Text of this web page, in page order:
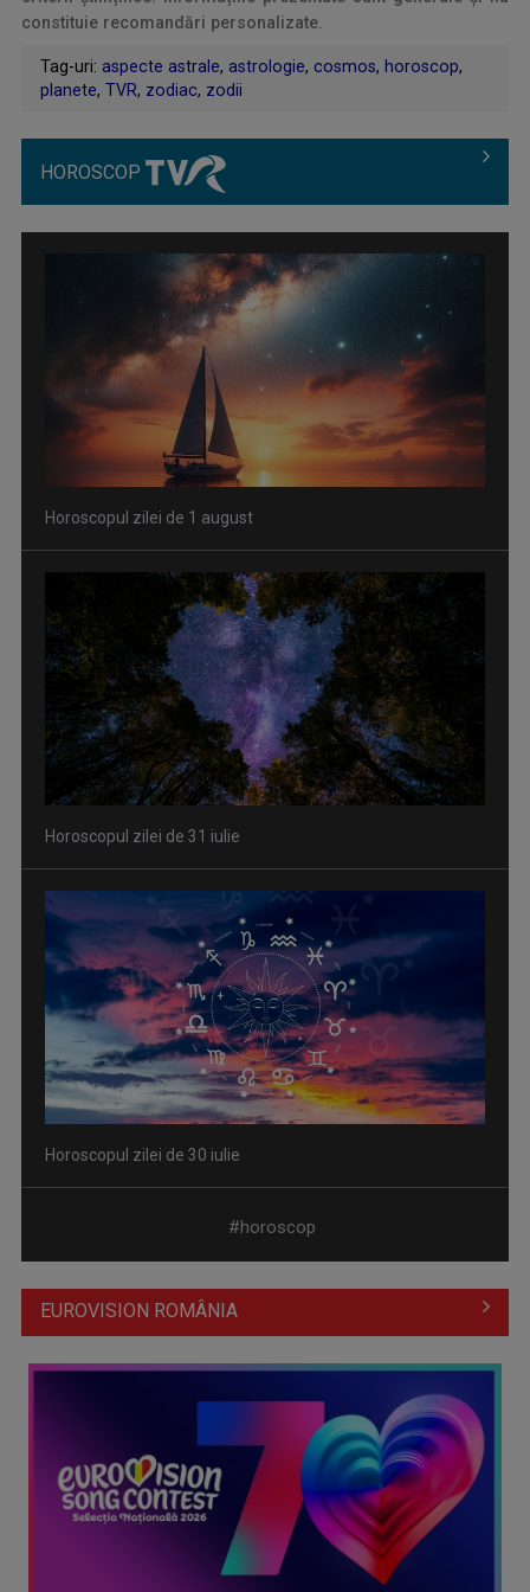
constituie recomandări personalizate.
Tag-uri: aspecte astrale, astrologie, cosmos, horoscop,
planete, TVR, zodiac, zodii
HOROSCOP
Horoscopul zilei de 1 august
Horoscopul zilei de 31 iulie
Horoscopul zilei de 30 iulie
Horoscopul zilei de 29 iulie
#horoscop
EUROVISION ROMÂNIA